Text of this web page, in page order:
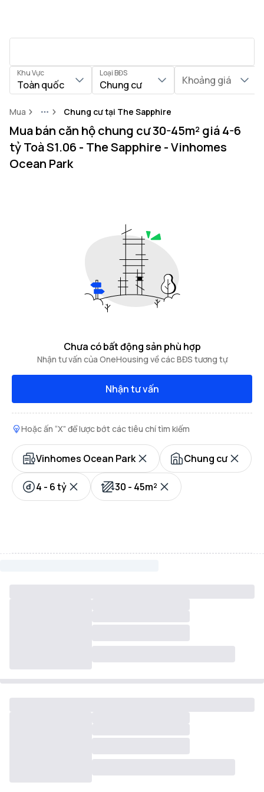
Khu Vực
Toàn quốc
Loại BĐS
Chung cư Khoảng giá
Mua MoreChung cư tại The Sapphire
Mua bán căn hộ chung cư 30-45m² giá 4-6
tỷ Toà S1.06 - The Sapphire - Vinhomes
Ocean Park
Chưa có bất động sản phù hợp
Nhận tư vấn của OneHousing về các BĐS tương tự
Nhận tư vấn
Hoặc ấn “X” để lược bớt các tiêu chí tìm kiếm
Vinhomes Ocean Park Chung cư
4 - 6 tỷ 30 - 45m²